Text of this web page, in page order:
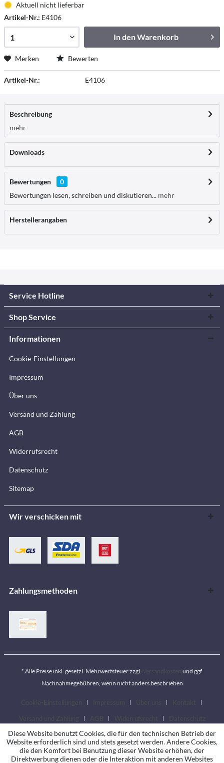
Aktuell nicht lieferbar
Artikel-Nr.: E4106
In denWarenkorb
Merken Bewerten
Artikel-Nr.: E4106
Beschreibung
mehr
Downloads
Bewertungen
0
Bewertungen lesen, schreiben und diskutieren... mehr
Herstellerangaben
Service Hotline
Shop Service
Informationen
Cookie-Einstellungen
Impressum
Über uns
Versand und Zahlung
AGB
Widerrufsrecht
Datenschutz
Sitemap
Wir verschicken mit
Zahlungsmethoden
* Alle Preise inkl. gesetzl. Mehrwertsteuer zzgl.
und ggf.
Nachnahmegebühren, wenn nicht anders beschrieben
Diese Website benutzt Cookies, die für den technischen Betrieb der
Website erforderlich sind und stets gesetzt werden. Andere Cookies,
die den Komfort bei Benutzung dieser Website erhöhen, der
Direktwerbung dienen oder die Interaktion mit anderen Websites